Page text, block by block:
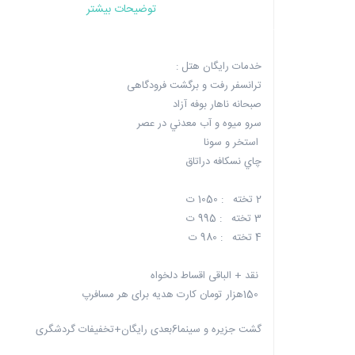
توضیحات بیشتر
خدمات رایگان هتل :
ترانسفر رفت و برگشت فرودگاهی
صبحانه ناهار بوفه آزاد
سرو ميوه و آب معدني در عصر
استخر و سونا
چاي نسکافه دراتاق
2 تخته : 1050 ت
3 تخته : 995 ت
4 تخته : 980 ت
نقد + الباقی اقساط دلخواه
گشت جزیره و سینما6بعدی رایگان+تخفیفات گردشگری